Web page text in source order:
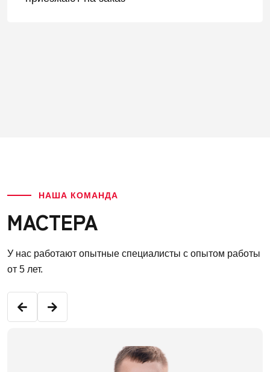
НАША КОМАНДА
МАСТЕРА
У нас работают опытные специалисты с опытом работы
от 5 лет.